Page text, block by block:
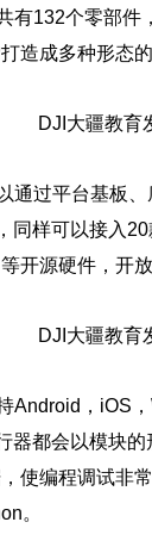
有132个零部
造成多种形态
通过平台基板
同样可以接入
开源硬件，开
Android，iOS
器都会以模块
使编程调试非
。